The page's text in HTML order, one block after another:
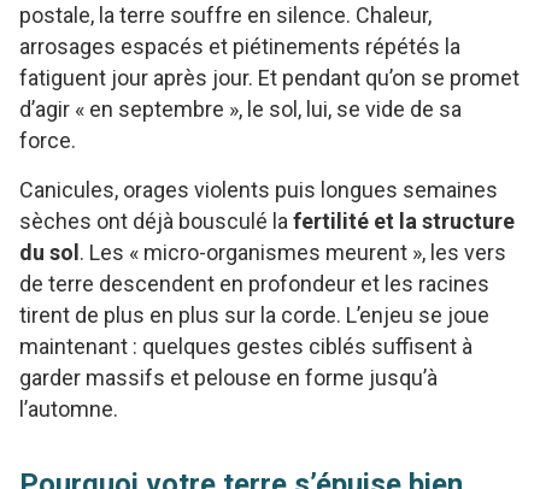
postale, la terre souffre en silence. Chaleur,
arrosages espacés et piétinements répétés la
fatiguent jour après jour. Et pendant qu’on se promet
d’agir « en septembre », le sol, lui, se vide de sa
force.
Canicules, orages violents puis longues semaines
sèches ont déjà bousculé la fertilité et la structure
du sol. Les « micro-organismes meurent », les vers
de terre descendent en profondeur et les racines
tirent de plus en plus sur la corde. L’enjeu se joue
maintenant : quelques gestes ciblés suffisent à
garder massifs et pelouse en forme jusqu’à
l’automne.